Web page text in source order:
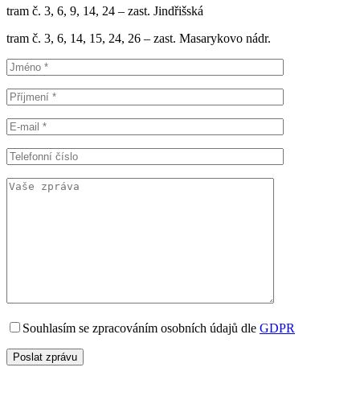
tram č. 3, 6, 9, 14, 24 – zast. Jindřišská
tram č. 3, 6, 14, 15, 24, 26 – zast. Masarykovo nádr.
Souhlasím se zpracováním osobních údajů dle GDPR